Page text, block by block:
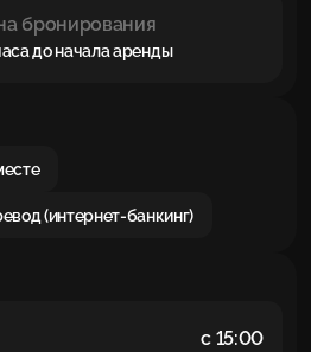
бронирования
до начала аренды
(интернет-банкинг)
с 15:00